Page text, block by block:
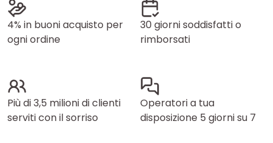
4% in buoni acquisto per
ogni ordine
30 giorni soddisfatti o
rimborsati
Più di 3,5 milioni di clienti
serviti con il sorriso
Operatori a tua
disposizione 5 giorni su 7